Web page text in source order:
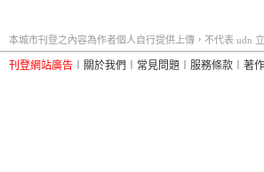
本城市刊登之內容為作者個人自行提供上傳，不代表 udn 立
刊登網站廣告 關於我們 常見問題 服務條款 著